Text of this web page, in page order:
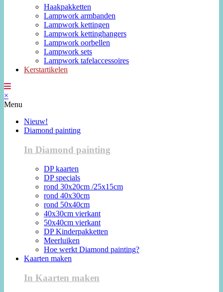
Haakpakketten
Lampwork armbanden
Lampwork kettingen
Lampwork kettinghangers
Lampwork oorbellen
Lampwork sets
Lampwork tafelaccessoires
Kerstartikelen
×
Menu
Nieuw!
Diamond painting
In Diamond painting
DP kaarten
DP specials
rond 30x20cm /25x15cm
rond 40x30cm
rond 50x40cm
40x30cm vierkant
50x40cm vierkant
DP Kinderpakketten
Meerluiken
Hoe werkt Diamond painting?
Kaarten maken
In Kaarten maken